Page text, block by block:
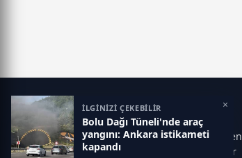
İLGİNİZİ ÇEKEBİLİR
Bolu Dağı Tüneli'nde araç
yangını: Ankara istikameti
kapandı
×
Manşet Haber
Manşet Haber, Türkiye ve dünyadan en
güncel gelişmeleri tarafsız ve hızlı bir